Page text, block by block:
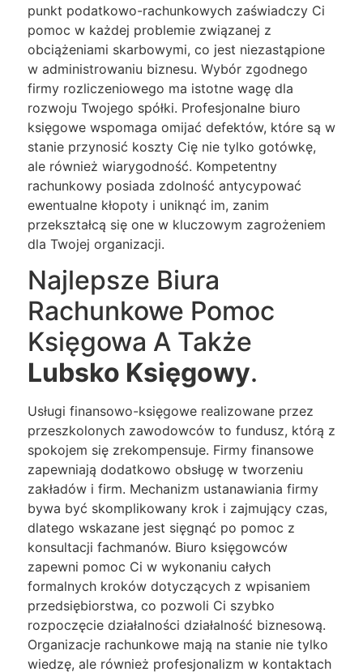
punkt podatkowo-rachunkowych zaświadczy Ci
pomoc w każdej problemie związanej z
obciążeniami skarbowymi, co jest niezastąpione
w administrowaniu biznesu. Wybór zgodnego
firmy rozliczeniowego ma istotne wagę dla
rozwoju Twojego spółki. Profesjonalne biuro
księgowe wspomaga omijać defektów, które są w
stanie przynosić koszty Cię nie tylko gotówkę,
ale również wiarygodność. Kompetentny
rachunkowy posiada zdolność antycypować
ewentualne kłopoty i uniknąć im, zanim
przekształcą się one w kluczowym zagrożeniem
dla Twojej organizacji.
Najlepsze Biura
Rachunkowe Pomoc
Księgowa A Także
Lubsko Księgowy.
Usługi finansowo-księgowe realizowane przez
przeszkolonych zawodowców to fundusz, którą z
spokojem się zrekompensuje. Firmy finansowe
zapewniają dodatkowo obsługę w tworzeniu
zakładów i firm. Mechanizm ustanawiania firmy
bywa być skomplikowany krok i zajmujący czas,
dlatego wskazane jest sięgnąć po pomoc z
konsultacji fachmanów. Biuro księgowców
zapewni pomoc Ci w wykonaniu całych
formalnych kroków dotyczących z wpisaniem
przedsiębiorstwa, co pozwoli Ci szybko
rozpoczęcie działalności działalność biznesową.
Organizacje rachunkowe mają na stanie nie tylko
wiedzę, ale również profesjonalizm w kontaktach